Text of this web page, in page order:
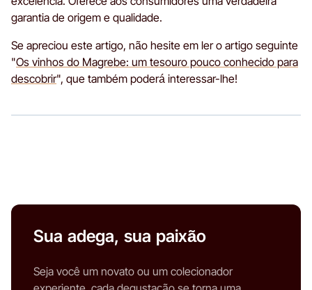
garantia de origem e qualidade.
Se apreciou este artigo, não hesite em ler o artigo seguinte
"Os vinhos do Magrebe: um tesouro pouco conhecido para
descobrir", que também poderá interessar-lhe!
Sua adega, sua paixão
Seja você um novato ou um colecionador